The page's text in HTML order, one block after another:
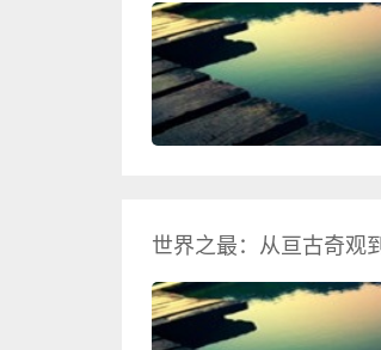
世界之最：从亘古奇观